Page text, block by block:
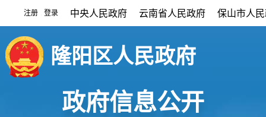
注册 登录 中央人民政府 云南省人民政府 保山市人
隆阳区人民政府
政府信息公开